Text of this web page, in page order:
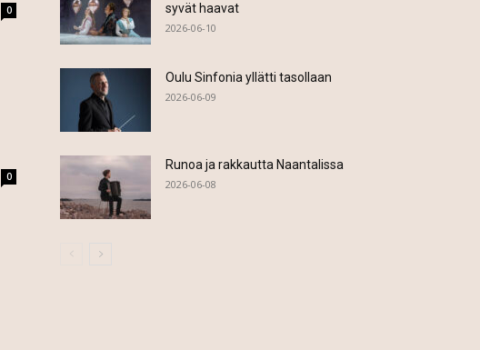
0
0
syvät haavat
2026-06-10
Oulu Sinfonia yllätti tasollaan
2026-06-09
Runoa ja rakkautta Naantalissa
2026-06-08